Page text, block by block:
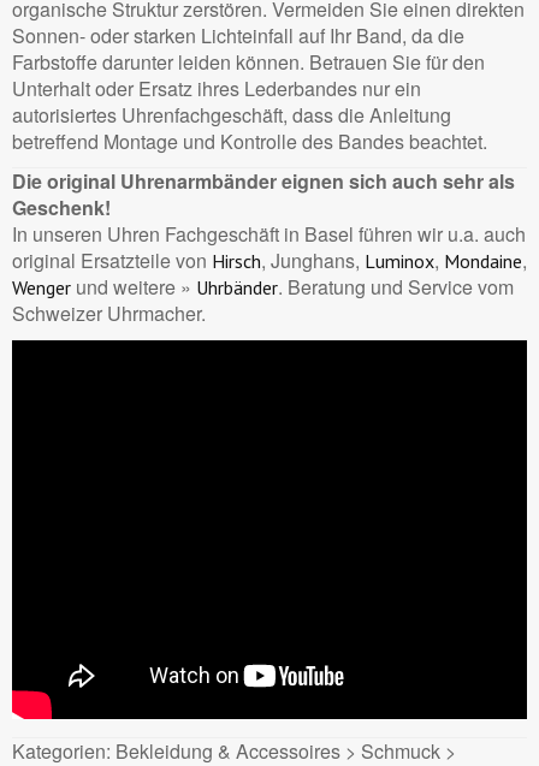
organische Struktur zerstören. Vermeiden Sie einen direkten
Sonnen- oder starken Lichteinfall auf Ihr Band, da die
Farbstoffe darunter leiden können. Betrauen Sie für den
Unterhalt oder Ersatz ihres Lederbandes nur ein
autorisiertes Uhrenfachgeschäft, dass die Anleitung
betreffend Montage und Kontrolle des Bandes beachtet.
Die original Uhrenarmbänder eignen sich auch sehr als
Geschenk!
In unseren Uhren Fachgeschäft in Basel führen wir u.a. auch
original Ersatzteile von Hirsch, Junghans, Luminox, Mondaine,
Wenger und weitere » Uhrbänder. Beratung und Service vom
Schweizer Uhrmacher.
Kategorien: Bekleidung & Accessoires > Schmuck >